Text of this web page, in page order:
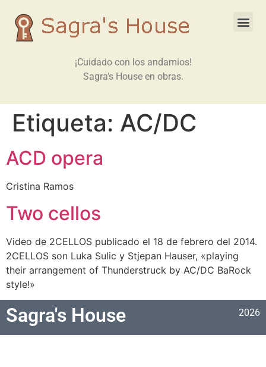
¡Cuidado con los andamios!
Sagra’s House en obras.
Etiqueta: AC/DC
ACD opera
Cristina Ramos
Two cellos
Video de 2CELLOS publicado el 18 de febrero del 2014.
2CELLOS son Luka Sulic y Stjepan Hauser, «playing
their arrangement of Thunderstruck by AC/DC BaRock
style!»
Sagra's House 2026